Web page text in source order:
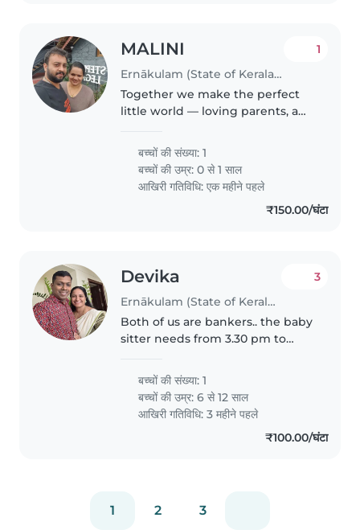
MALINI
Ernākulam (State of Kerala) में बेबीसिटिंग की नौकरी
1
Together we make the perfect
little world — loving parents, a
baby girl bringing endless
smiles every day. 💖
बच्चों की संख्या: 1
बच्चों की उम्र:0 से 1 साल
आखिरी गतिविधि: एक महीने पहले
₹150.00/घंटा
Devika
Ernākulam (State of Kerala) में बेबीसिटिंग की नौकरी
3
Both of us are bankers.. the baby
sitter needs from 3.30 pm to
food,, finish homework and to
play with him. The school bus
will come at 3.30 ..collect..
बच्चों की संख्या: 1
बच्चों की उम्र:6 से 12 साल
आखिरी गतिविधि: 3 महीने पहले
₹100.00/घंटा
1 2 3